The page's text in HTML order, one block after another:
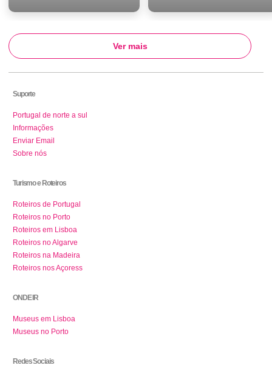
Ver mais
Suporte
Portugal de norte a sul
Informações
Enviar Email
Sobre nós
Turismo e Roteiros
Roteiros de Portugal
Roteiros no Porto
Roteiros em Lisboa
Roteiros no Algarve
Roteiros na Madeira
Roteiros nos Açoress
ONDE IR
Museus em Lisboa
Museus no Porto
Redes Sociais